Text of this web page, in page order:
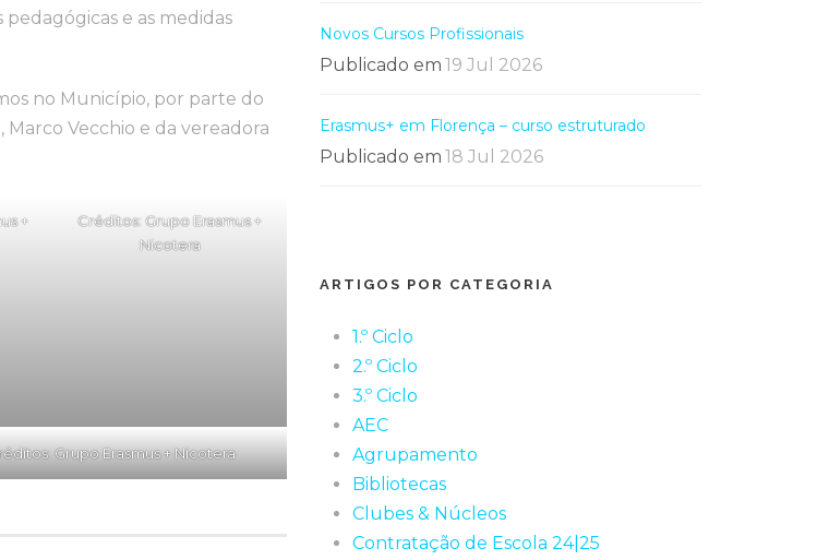
e as medidas
no Município, por parte do
Vecchio e da vereadora
+
Créditos: Grupo Erasmus +
Nicotera
Grupo Erasmus + Nicotera
Novos Cursos Profissionais
Publicado em 19 Jul 2026
Erasmus+ em Florença – curso estruturado
Publicado em 18 Jul 2026
ARTIGOS POR CATEGORIA
1.º Ciclo
2.º Ciclo
3.º Ciclo
AEC
Agrupamento
Bibliotecas
Clubes & Núcleos
Contratação de Escola 24|25